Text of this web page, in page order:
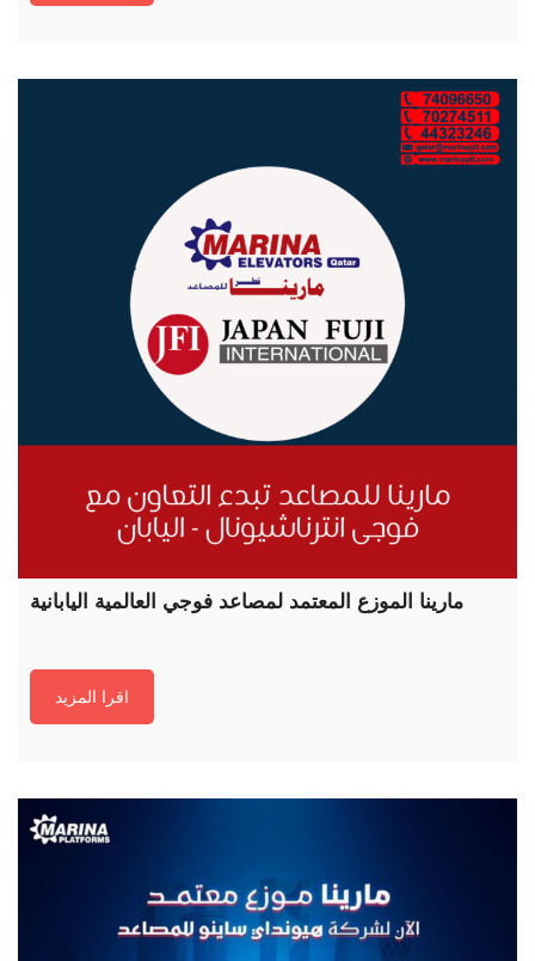
مارينا الموزع المعتمد لمصاعد فوجي العالمية اليابانية
اقرا المزيد